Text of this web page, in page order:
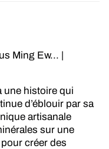
une histoire qui
d’éblouir par sa
artisanale
sur une
créer des